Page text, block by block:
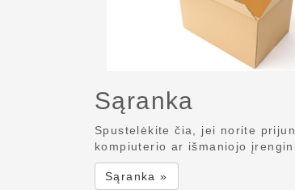
Sąranka
Spustelėkite čia, jei norite
kompiuterio ar išmaniojo
Sąranka »